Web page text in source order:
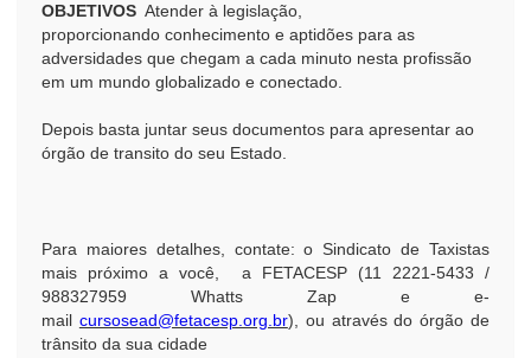
OBJETIVOS Atender à legislação,
proporcionando conhecimento e aptidões para as
adversidades que chegam a cada minuto nesta profissão
em um mundo globalizado e conectado.
Depois basta juntar seus documentos para apresentar ao
órgão de transito do seu Estado.
Para maiores detalhes, contate: o Sindicato de Taxistas
mais próximo a você, a FETACESP (11 2221-5433 /
988327959 Whatts Zap e e-
mail cursosead@fetacesp.org.br), ou através do órgão de
trânsito da sua cidade